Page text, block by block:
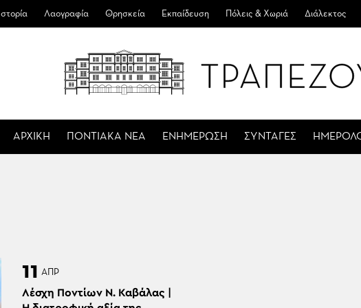
Ιστορία Λαογραφία Θρησκεία Εκπαίδευση Πόλεις & Χωριά Διάλεκτος
ΑΡΧΙΚΗ ΠΟΝΤΙΑΚΑ ΝΕΑ ΕΝΗΜΕΡΩΣΗ ΣΥΝΤΑΓΕΣ
11 ΑΠΡ
Λέσχη Ποντίων Ν. Καβάλας |